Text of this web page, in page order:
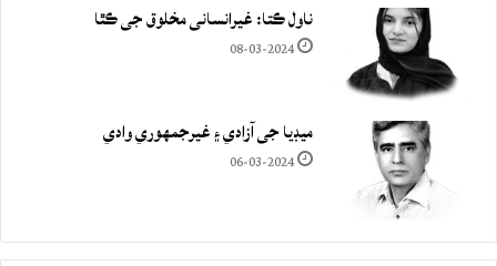
ناول ڪتا: غيرانساني مخلوق جي ڪٿا
08-03-2024
ميڊيا جي آزادي ۽ غيرجمھوري وادي
06-03-2024